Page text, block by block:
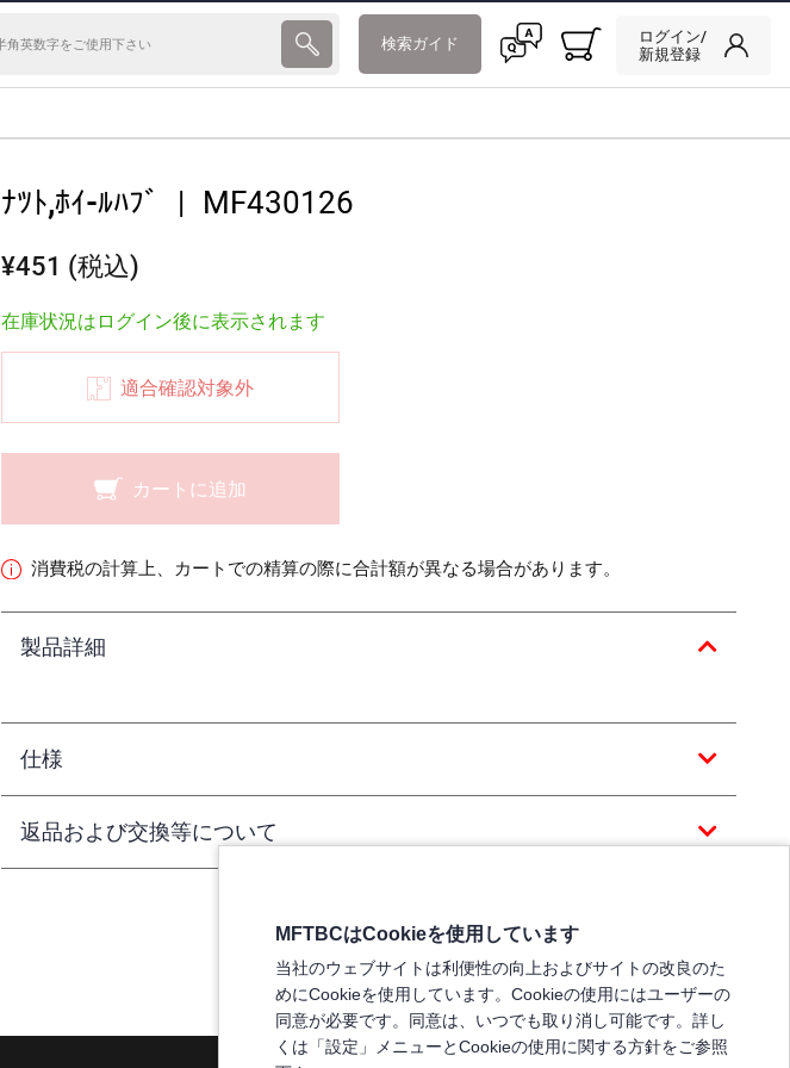
検索ガイド
ログイン/
新規登録
ﾅﾂﾄ,ﾎｲ-ﾙﾊﾌﾞ | MF430126
¥451 (税込)
在庫状況はログイン後に表示されます
適合確認対象外
カートに追加
消費税の計算上、カートでの精算の際に合計額が異なる場合があります。
製品詳細
仕様
返品および交換等について
MFTBCはCookieを使用しています
当社のウェブサイトは利便性の向上およびサイトの改良のた
めにCookieを使用しています。Cookieの使用にはユーザーの
同意が必要です。同意は、いつでも取り消し可能です。詳し
くは「設定」メニューとCookieの使用に関する方針をご参照